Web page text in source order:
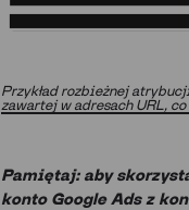
Przykład rozbieżnej
zawartej w adresach URL,
Pamiętaj: aby
konto Google Ads z